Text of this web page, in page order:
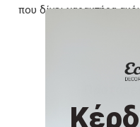
που δίνει χαρακτήρα